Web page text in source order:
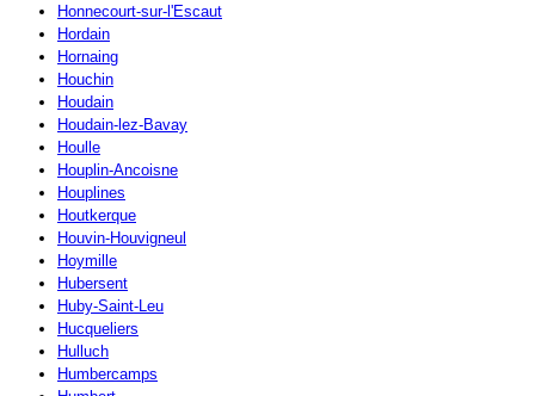
Honnecourt-sur-l'Escaut
Hordain
Hornaing
Houchin
Houdain
Houdain-lez-Bavay
Houlle
Houplin-Ancoisne
Houplines
Houtkerque
Houvin-Houvigneul
Hoymille
Hubersent
Huby-Saint-Leu
Hucqueliers
Hulluch
Humbercamps